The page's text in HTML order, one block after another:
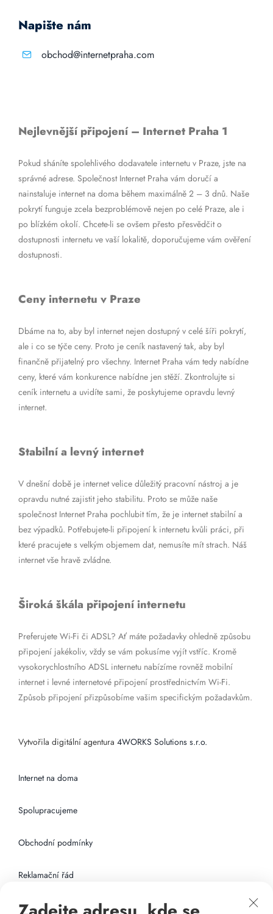
Napište nám
obchod@internetpraha.com
Nejlevnější připojení – Internet Praha 1
Pokud sháníte spolehlivého dodavatele internetu v Praze, jste na
správné adrese. Společnost Internet Praha vám doručí a
nainstaluje internet na doma během maximálně 2 – 3 dnů. Naše
pokrytí funguje zcela bezproblémově nejen po celé Praze, ale i
po blízkém okolí. Chcete-li se ovšem přesto přesvědčit o
dostupnosti internetu ve vaší lokalitě, doporučujeme vám ověření
dostupnosti.
Ceny internetu v Praze
Dbáme na to, aby byl internet nejen dostupný v celé šíři pokrytí,
ale i co se týče ceny. Proto je ceník nastavený tak, aby byl
finančně přijatelný pro všechny. Internet Praha vám tedy nabídne
ceny, které vám konkurence nabídne jen stěží. Zkontrolujte si
ceník internetu a uvidíte sami, že poskytujeme opravdu levný
internet.
Stabilní a levný internet
V dnešní době je internet velice důležitý pracovní nástroj a je
opravdu nutné zajistit jeho stabilitu. Proto se může naše
společnost Internet Praha pochlubit tím, že je internet stabilní a
bez výpadků. Potřebujete-li připojení k internetu kvůli práci, při
které pracujete s velkým objemem dat, nemusíte mít strach. Náš
internet vše hravě zvládne.
Široká škála připojení internetu
Preferujete Wi-Fi či ADSL? Ať máte požadavky ohledně způsobu
připojení jakékoliv, vždy se vám pokusíme vyjít vstříc. Kromě
vysokorychlostního ADSL internetu nabízíme rovněž mobilní
internet i levné internetové připojení prostřednictvím Wi-Fi.
Způsob připojení přizpůsobíme vašim specifickým požadavkům.
Vytvořila digitální agentura 4WORKS Solutions s.r.o.
Internet na doma
Spolupracujeme
Obchodní podmínky
Reklamační řád
Připojení k internetu